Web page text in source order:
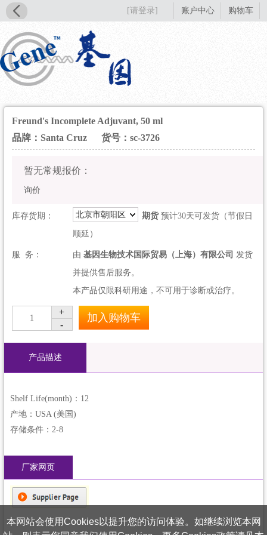
[请登录] 账户中心 购物车
Freund's Incomplete Adjuvant, 50 ml
品牌：Santa Cruz
货号：sc-3726
暂无常规报价：
询价
库存货期： 北京市朝阳区 期货预计30天可发货（节假日
顺延）
服 务： 由 基因生物技术国际贸易（上海）有限公司 发货
并提供售后服务。
本产品仅限科研用途，不可用于诊断或治疗。
1
+
-
加入购物车
产品描述
Shelf Life(month)：12
产地：USA (美国)
存储条件：2-8
厂家网页
本网站会使用Cookies以提升您的访问体验。如继续浏览本网